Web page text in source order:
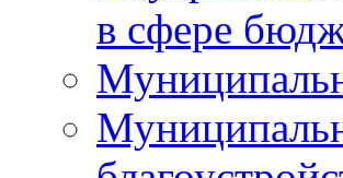
в сфере